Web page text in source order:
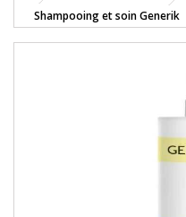
Shampooing et soin Generik